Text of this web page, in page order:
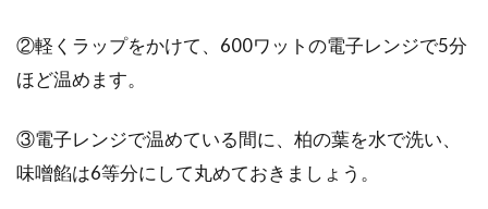
②軽くラップをかけて、600ワットの電子レンジで5分
ほど温めます。
③電子レンジで温めている間に、柏の葉を水で洗い、
味噌餡は6等分にして丸めておきましょう。